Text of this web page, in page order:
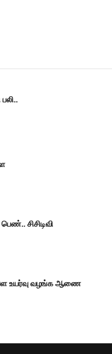
சிசிடிவி
உயர்வு வழங்க ஆணை